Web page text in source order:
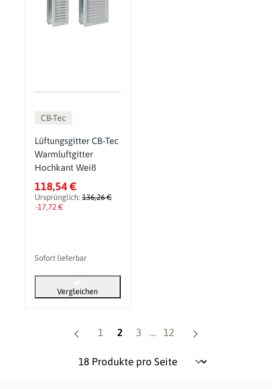
CB-Tec
Lüftungsgitter CB-Tec
Warmluftgitter
Hochkant Weiß
118,54 €
Ursprünglich: 136,26 €
-17,72 €
Sofort lieferbar
Vergleichen
Seite
1 Seite
2 Seite
3 … Seite
12